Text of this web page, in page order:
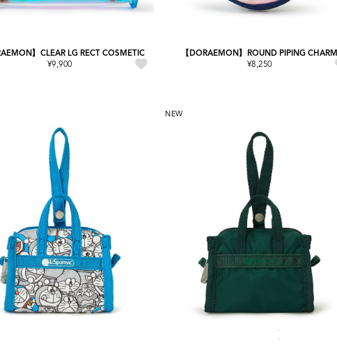
】CLEAR LG RECT COSMETIC
¥9,900
【DORAEMON】ROUND PIPING CHARM
¥8,250
NEW